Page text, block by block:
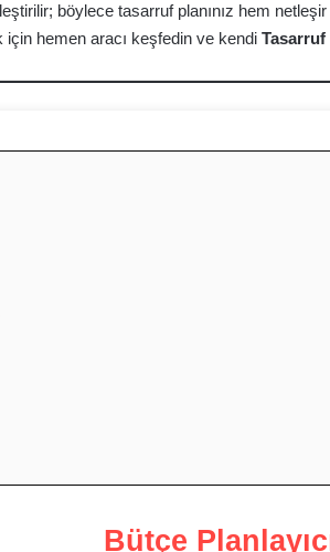
böylece tasarruf planınız hem
için hemen aracı keşfedin ve kendi Tasarruf
Bütçe